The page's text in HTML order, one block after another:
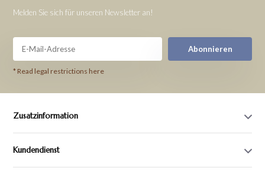
Melden Sie sich für unseren Newsletter an!
Abonnieren
* Read legal restrictions here
Zusatzinformation
Kundendienst